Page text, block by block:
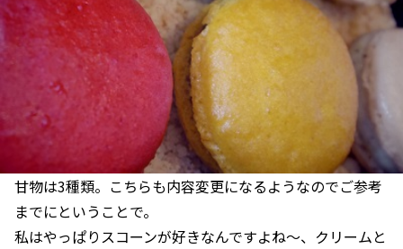
甘物は3種類。こちらも内容変更になるようなのでご参考
までにということで。
私はやっぱりスコーンが好きなんですよね～、クリームと